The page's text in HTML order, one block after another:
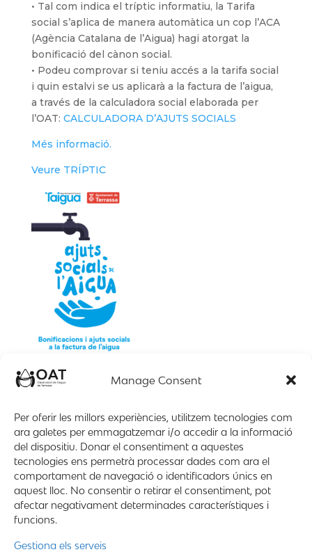
Manage Consent
Per oferir les millors experiències, utilitzem tecnologies com
ara galetes per emmagatzemar i/o accedir a la informació
del dispositiu. Donar el consentiment a aquestes
tecnologies ens permetrà processar dades com ara el
comportament de navegació o identificadors únics en
aquest lloc. No consentir o retirar el consentiment, pot
afectar negativament determinades característiques i
funcions.
Gestiona els serveis
• Tal com indica el tríptic informatiu, la Tarifa
social s’aplica de manera automàtica un cop l’ACA
(Agència Catalana de l’Aigua) hagi atorgat la
bonificació del cànon social.
• Podeu comprovar si teniu accés a la tarifa social
i quin estalvi se us aplicarà a la factura de l’aigua,
a través de la calculadora social elaborada per
l’OAT: CALCULADORA D’AJUTS SOCIALS
Més informació.
Veure TRÍPTIC